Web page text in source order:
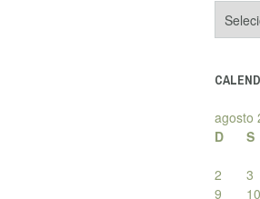
de
agosto
D
S
2
3
9
10